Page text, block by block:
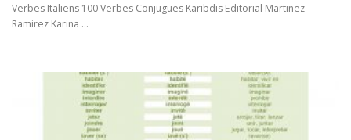
Verbes Italiens 100 Verbes Conjugues Karibdis Editorial Martinez
Ramirez Karina …